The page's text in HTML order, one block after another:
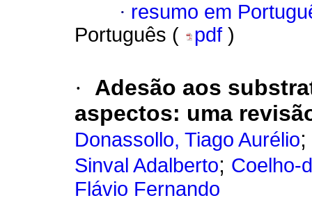
· resumo em
Português (
pdf )
·
Adesão aos
aspectos: uma
Donassollo, Tiago Aurélio;
Sinval Adalberto; Coelho-
Flávio Fernando